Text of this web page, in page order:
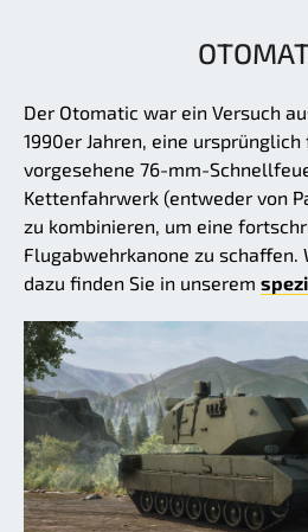
Der Otomatic war ein Versuch
1990er Jahren, eine
vorgesehene 76-mm-
Kettenfahrwerk (entweder von
zu kombinieren, um eine
Flugabwehrkanone zu
dazu finden Sie in unserem